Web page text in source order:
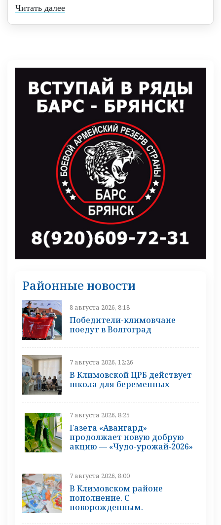
Читать далее
Районные новости
8 августа 2026, 8:18
Победители-климовчане
поедут в Волгоград
7 августа 2026, 12:26
В Климовской ЦРБ действует
школа для беременных
7 августа 2026, 8:25
Газета «Авангард»
продолжает новую добрую
акцию — «Чудо-урожай‑2026»
7 августа 2026, 8:00
В Климовском районе
пополнение. С
новорожденным.